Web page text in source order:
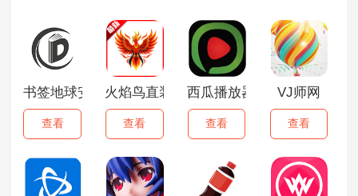
书签地球安卓版
查看
火焰鸟直装6.0最新版
查看
西瓜播放器
查看
VJ师网
查看